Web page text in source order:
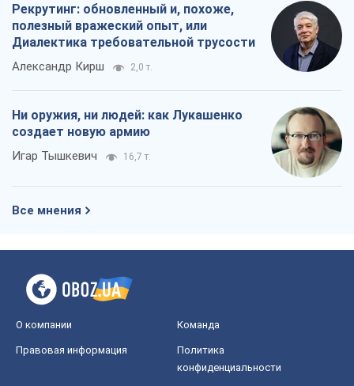
Рекрутинг: обновленный и, похоже,
полезный вражеский опыт, или
Диалектика требовательной трусости
Александр Кирш 2,0 т.
Ни оружия, ни людей: как Лукашенко
создает новую армию
Игар Тышкевич 16,7 т.
Все мнения
О компании Команда
Правовая информация
Политика
конфиденциальности